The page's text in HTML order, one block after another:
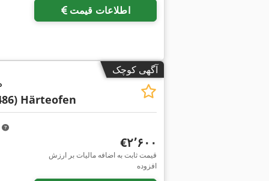
اطلاعات قیمت
آگهی کوچک
Härteofen
‎€۲٬۶۰۰
قیمت ثابت به اضافه مالیات بر ارزش
افزوده